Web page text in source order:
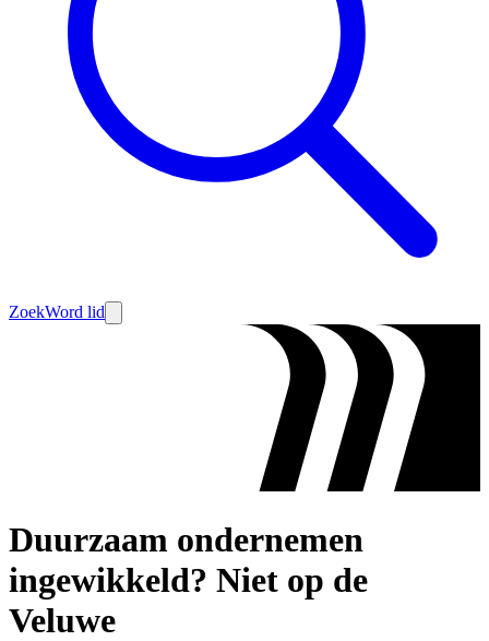
ZoekWord lid
Duurzaam ondernemen
ingewikkeld? Niet op de
Veluwe